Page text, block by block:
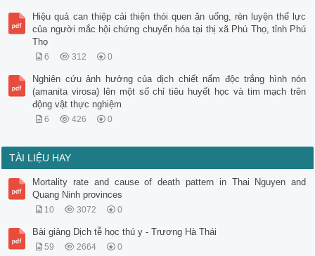
Hiệu quả can thiệp cải thiện thói quen ăn uống, rèn luyện thể lực
của người mắc hội chứng chuyển hóa tại thị xã Phú Thọ, tỉnh Phú
Thọ
6 312 0
Nghiên cứu ảnh hưởng của dịch chiết nấm độc trắng hình nón
(amanita virosa) lên một số chỉ tiêu huyết học và tim mạch trên
động vật thực nghiệm
6 426 0
TÀI LIỆU HAY
Mortality rate and cause of death pattern in Thai Nguyen and
Quang Ninh provinces
10 3072 0
Bài giảng Dịch tễ học thú y - Trương Hà Thái
59 2664 0